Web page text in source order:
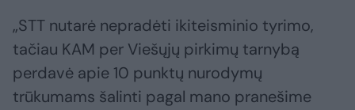
„STT nutarė nepradėti ikiteisminio tyrimo,
tačiau KAM per Viešųjų pirkimų tarnybą
perdavė apie 10 punktų nurodymų
trūkumams šalinti pagal mano pranešime